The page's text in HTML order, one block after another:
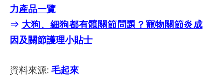
力產品一覽
⇒ 大狗、細狗都有髖關節問題？寵物關節炎成
因及關節護理小貼士
資料來源: 毛起來